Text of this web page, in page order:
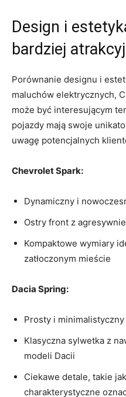
Design i
bardziej
Porównanie designu i⁢
maluchów⁤ elektrycznych,
może być⁣ interesującym
pojazdy mają swoje
uwagę potencjalnych
Chevrolet ​Spark:
Dynamiczny i
Ostry front z
Kompaktowe wymiary
zatłoczonym mieście
Dacia Spring:
Prosty i
Klasyczna⁣ sylwetka z
modeli ​Dacii
Ciekawe ⁢detale,‍ takie
charakterystyczne⁣